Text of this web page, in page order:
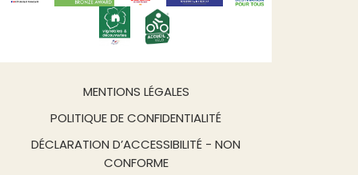
MENTIONS LÉGALES
POLITIQUE DE CONFIDENTIALITÉ
DÉCLARATION D’ACCESSIBILITÉ - NON
CONFORME